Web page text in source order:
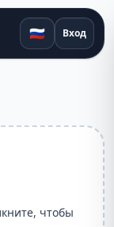
🇷🇺 Вход
чтобы